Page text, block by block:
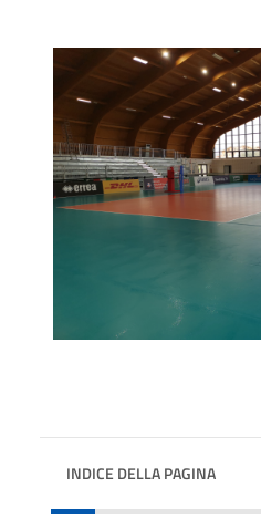
INDICE DELLA PAGINA